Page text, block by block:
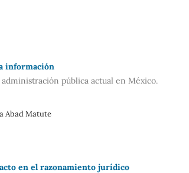
información
pública actual en México.
Abad Matute
en el razonamiento jurídico